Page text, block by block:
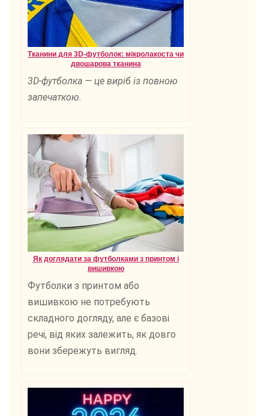
Тканини для 3D-футболок: мікролакоста чи
двошарова тканина
3D-футболка — це виріб із повною
запечаткою.
Як доглядати за футболками з принтом і
вишивкою
Футболки з принтом або
вишивкою не потребують
складного догляду, але є базові
речі, від яких залежить, як довго
вони збережуть вигляд.